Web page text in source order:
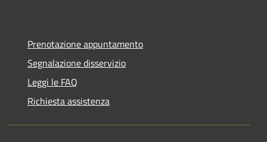
Prenotazione appuntamento
Segnalazione disservizio
Leggi le FAQ
Richiesta assistenza